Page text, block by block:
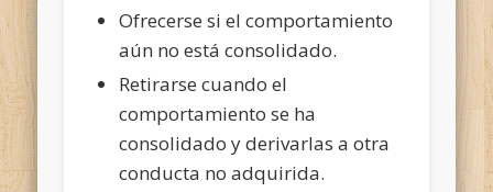
Ofrecerse si el comportamiento
aún no está consolidado.
Retirarse cuando el
comportamiento se ha
consolidado y derivarlas a otra
conducta no adquirida.